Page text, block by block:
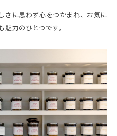
さに思わず心をつかまれ、お気に
魅力のひとつです。